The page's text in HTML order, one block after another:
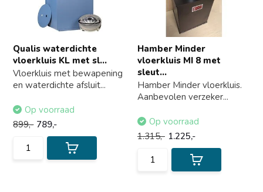
Qualis waterdichte
vloerkluis KL met sl...
Vloerkluis met bewapening
en waterdichte afsluit...
Op voorraad
899,- 789,-
Hamber Minder
vloerkluis MI 8 met
sleut...
Hamber Minder vloerkluis.
Aanbevolen verzeker...
Op voorraad
1.315,- 1.225,-